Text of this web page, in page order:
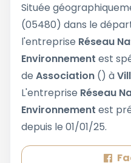
Située
(05480) dans le
l'entreprise Réseau
Environnement est
de Association () à
L'entreprise Réseau
Environnement est
depuis le 01/01/25.